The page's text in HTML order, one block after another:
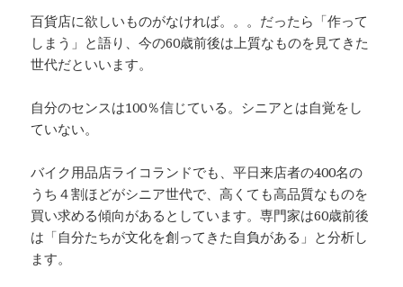
百貨店に欲しいものがなければ。。。だったら「作って
しまう」と語り、今の60歳前後は上質なものを見てきた
世代だといいます。
自分のセンスは100％信じている。シニアとは自覚をし
ていない。
バイク用品店ライコランドでも、平日来店者の400名の
うち４割ほどがシニア世代で、高くても高品質なものを
買い求める傾向があるとしています。専門家は60歳前後
は「自分たちが文化を創ってきた自負がある」と分析し
ます。